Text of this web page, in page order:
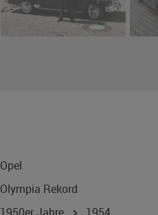
Opel
Olympia Rekord